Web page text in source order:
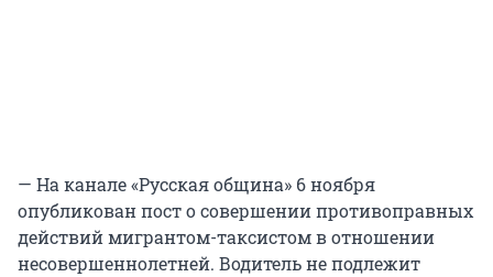
— На канале «Русская община» 6 ноября
опубликован пост о совершении противоправных
действий мигрантом-таксистом в отношении
несовершеннолетней. Водитель не подлежит